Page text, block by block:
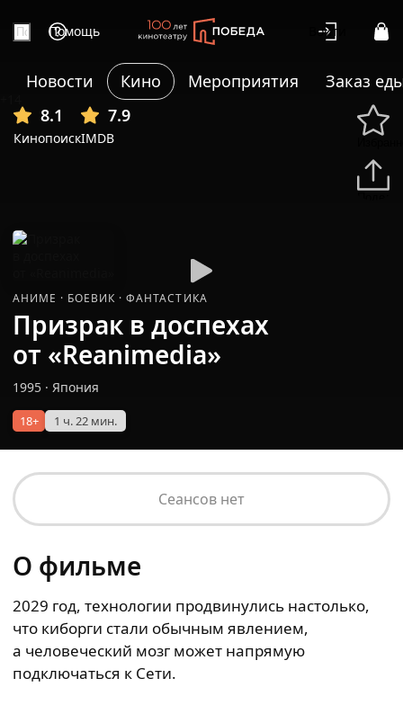
Помощь Войти
Новости Кино Мероприятия
Заказ
8.1
Кинопоиск
7.9
IMDB
АНИМЕ · БОЕВИК · ФАНТАСТИКА
Призрак в доспехах
от «Reanimedia»
1995 · Япония
18+ 1 ч. 22 мин.
Сеансов нет
О фильме
2029 год, технологии продвинулись настолько,
что киборги стали обычным явлением,
а человеческий мозг может напрямую
подключаться к Сети.